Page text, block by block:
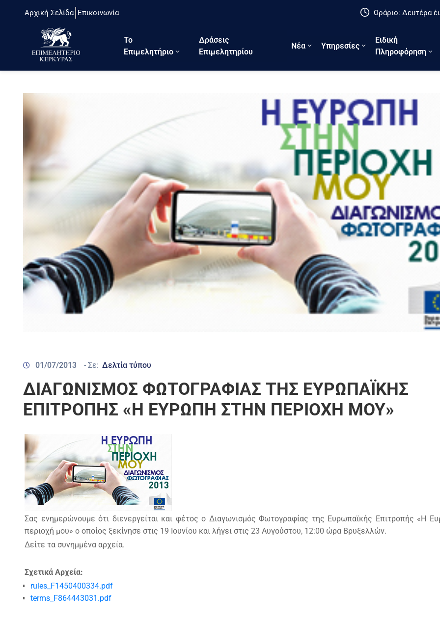
Αρχική Σελίδα Επικοινωνία Ωράριο: Δευτέρα
Το
Eπιμελητήριο
Δράσεις
Επιμελητηρίου
Νέα Υπηρεσίες
Ειδική
Πληροφόρηση
01/07/2013 - Σε: Δελτία τύπου
ΔΙΑΓΩΝΙΣΜΟΣ ΦΩΤΟΓΡΑΦΙΑΣ ΤΗΣ ΕΥΡΩΠΑΪΚΗΣ
ΕΠΙΤΡΟΠΗΣ «Η ΕΥΡΩΠΗ ΣΤΗΝ ΠΕΡΙΟΧΗ ΜΟΥ»
Σας ενημερώνουμε ότι διενεργείται και φέτος ο Διαγωνισμός Φωτογραφίας της Ευρωπαϊκής Επιτροπής «Η
περιοχή μου» ο οποίος ξεκίνησε στις 19 Ιουνίου και λήγει στις 23 Αυγούστου, 12:00 ώρα Βρυξελλών.
Δείτε τα συνημμένα αρχεία.
Σχετικά Αρχεία:
rules_F1450400334.pdf
terms_F864443031.pdf